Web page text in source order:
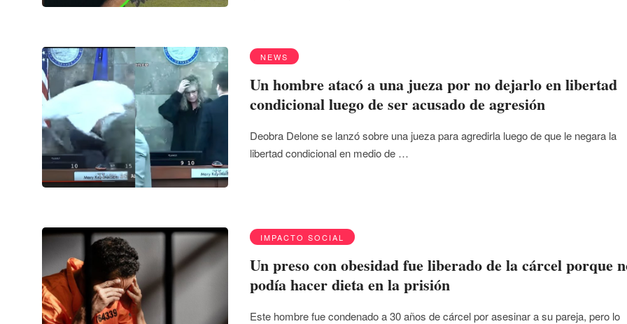
NEWS
Un hombre atacó a una jueza por no dejarlo en libertad
condicional luego de ser acusado de agresión
Deobra Delone se lanzó sobre una jueza para agredirla luego de que le negara la
libertad condicional en medio de …
IMPACTO SOCIAL
Un preso con obesidad fue liberado de la cárcel porque
podía hacer dieta en la prisión
Este hombre fue condenado a 30 años de cárcel por asesinar a su pareja, pero lo